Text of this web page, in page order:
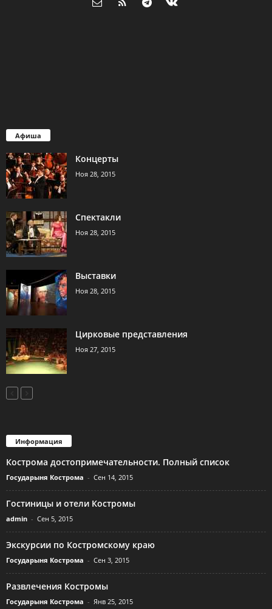
Афиша
Концерты
Ноя 28, 2015
Спектакли
Ноя 28, 2015
Выставки
Ноя 28, 2015
Цирковые представления
Ноя 27, 2015
Информация
Кострома достопримечательности. Полный список
Государыня Кострома - Сен 14, 2015
Гостиницы и отели Костромы
admin - Сен 5, 2015
Экскурсии по Костромскому краю
Государыня Кострома - Сен 3, 2015
Развлечения Костромы
Государыня Кострома - Янв 25, 2015